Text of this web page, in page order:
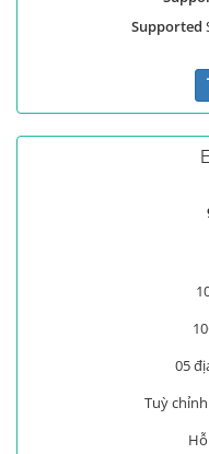
Supported
05
Tuỳ